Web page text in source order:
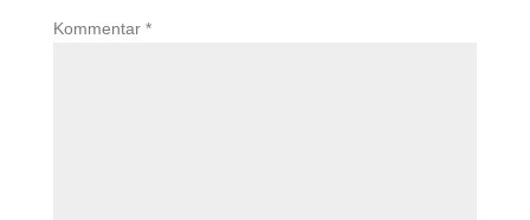
Kommentar *